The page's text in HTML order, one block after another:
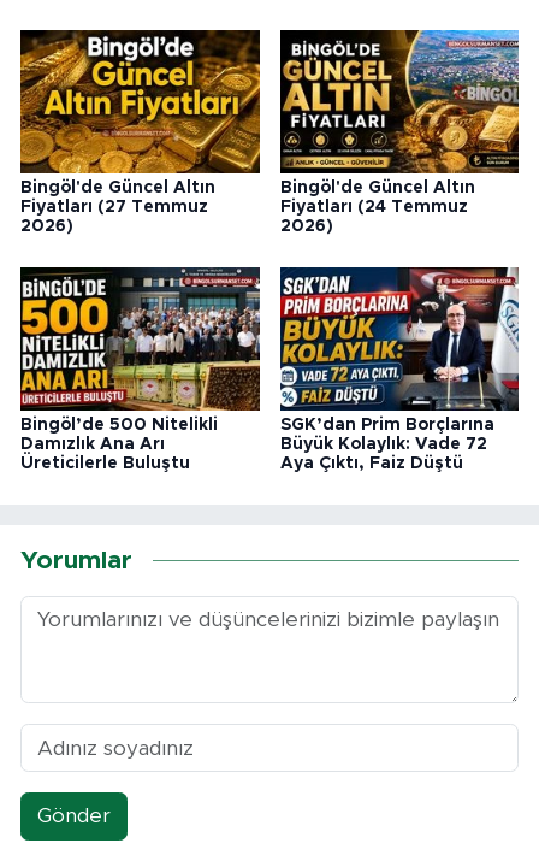
Bingöl'de Güncel Altın
Fiyatları (27 Temmuz
2026)
Bingöl'de Güncel Altın
Fiyatları (24 Temmuz
2026)
Bingöl’de 500 Nitelikli
Damızlık Ana Arı
Üreticilerle Buluştu
SGK’dan Prim Borçlarına
Büyük Kolaylık: Vade 72
Aya Çıktı, Faiz Düştü
Yorumlar
Gönder